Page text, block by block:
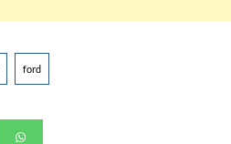
ford